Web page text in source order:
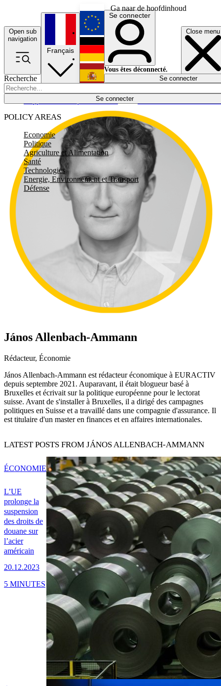
Ga naar de hoofdinhoud
Open sub
navigation
Close menu
Recherche
Se connecter
POLICY AREAS
Economie
Politique
Agriculture et Alimentation
Santé
Technologies
Energie, Environnement et Transport
Défense
Économie
Français
English
Deutsch
Español
Se connecter
Vous êtes déconnecté.
Se connecter
János Allenbach-Ammann
Rédacteur, Économie
János Allenbach-Ammann est rédacteur économique à EURACTIV
depuis septembre 2021. Auparavant, il était blogueur basé à
Bruxelles et écrivait sur la politique européenne pour le lectorat
suisse. Avant de s'installer à Bruxelles, il a dirigé des campagnes
politiques en Suisse et a travaillé dans une compagnie d'assurance. Il
est titulaire d'un master en finances et en affaires internationales.
LATEST POSTS FROM JÁNOS ALLENBACH-AMMANN
L’UE
prolonge la
suspension
des droits de
douane sur
l’acier
américain
20.12.2023
ÉCONOMIE
5 MINUTES